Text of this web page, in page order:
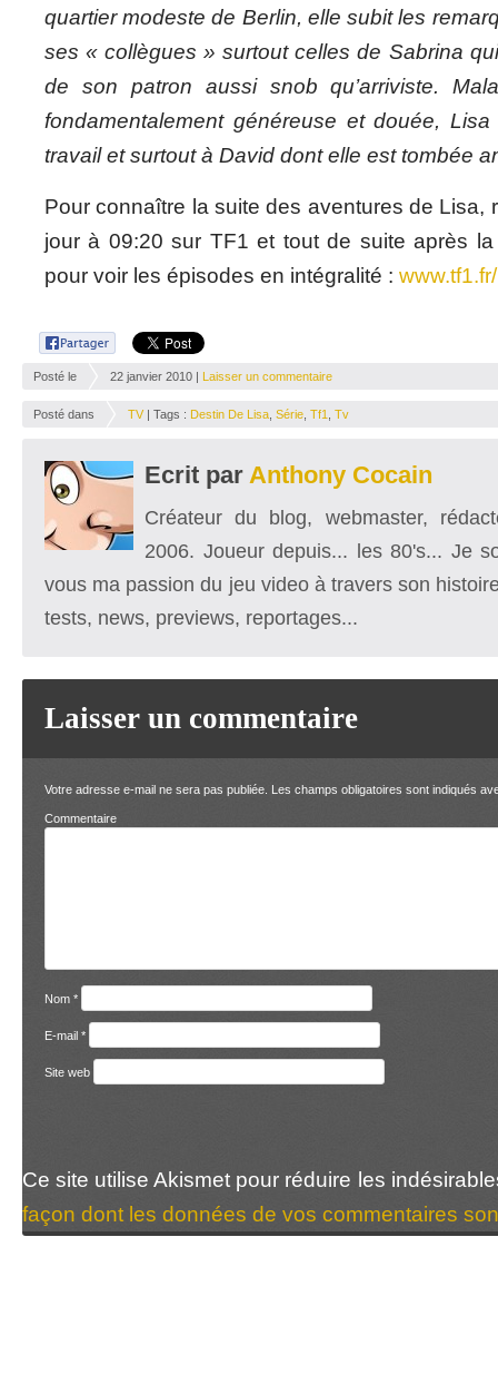
quartier modeste de Berlin, elle subit les
ses « collègues » surtout celles de Sabrina
de son patron aussi snob qu’arriviste.
fondamentalement généreuse et douée,
travail et surtout à David dont elle est tombée
Pour connaître la suite des aventures de Lisa,
jour à 09:20 sur TF1 et tout de suite après
pour voir les épisodes en intégralité :
Posté le 22 janvier 2010 | Laisser un commentaire
Posté dans TV | Tags : Destin De Lisa Série Tf1 Tv
Ecrit par Anthony Cocain
Créateur du blog, webmaster,
2006. Joueur depuis... les 80's... Je
vous ma passion du jeu video à travers son
tests, news, previews, reportages...
Laisser un commentaire
Votre adresse e-mail ne sera pas publiée. Les champs obligatoires sont indiqués
Nom *
E-mail *
Site web
Ce site utilise Akismet pour réduire les
façon dont les données de vos commentaires